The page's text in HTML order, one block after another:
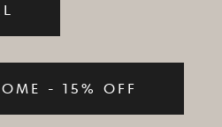
- 15% OFF